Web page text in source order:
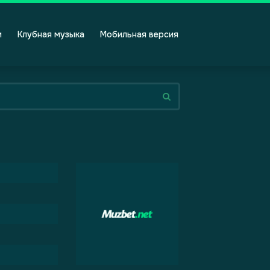
Клубная музыка Мобильная версия